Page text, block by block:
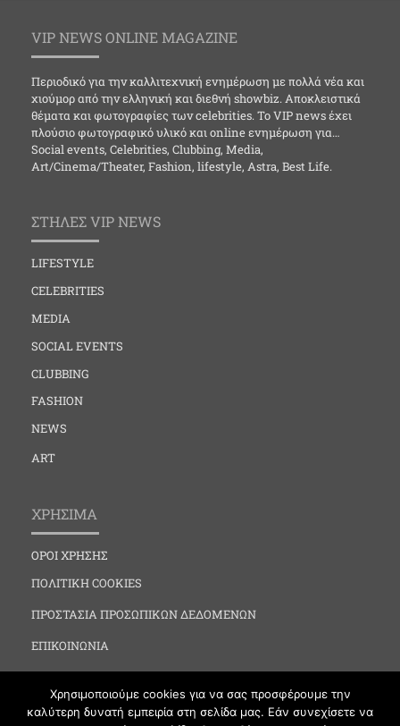
VIP NEWS ONLINE MAGAZINE
Περιοδικό για την καλλιτεχνική ενημέρωση με πολλά νέα και
χιούμορ από την ελληνική και διεθνή showbiz. Αποκλειστικά
θέματα και φωτογραφίες των celebrities. Το VIP news έχει
πλούσιο φωτογραφικό υλικό και online ενημέρωση για…
Social events, Celebrities, Clubbing, Media,
Art/Cinema/Theater, Fashion, lifestyle, Astra, Best Life.
ΣΤΗΛΕΣ VIP NEWS
LIFESTYLE
CELEBRITIES
MEDIA
SOCIAL EVENTS
CLUBBING
FASHION
NEWS
ART
ΧΡΗΣΙΜΑ
ΟΡΟΙ ΧΡΗΣΗΣ
ΠΟΛΙΤΙΚΗ COOKIES
ΠΡΟΣΤΑΣΙΑ ΠΡΟΣΩΠΙΚΩΝ ΔΕΔΟΜΕΝΩΝ
ΕΠΙΚΟΙΝΩΝΙΑ
Χρησιμοποιούμε cookies για να σας προσφέρουμε την
καλύτερη δυνατή εμπειρία στη σελίδα μας. Εάν συνεχίσετε να